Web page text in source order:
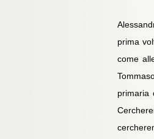
prima
come
primaria